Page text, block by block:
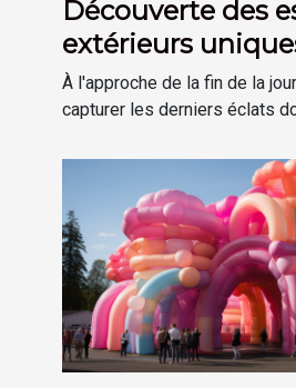
Découverte des
extérieurs
profiter des
du soleil
À l'approche de la fin de la
capturer les derniers éclats